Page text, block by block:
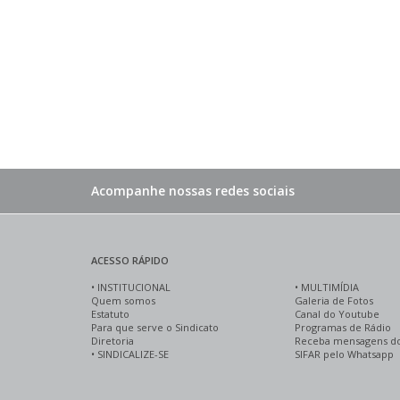
Acompanhe nossas redes sociais
ACESSO RÁPIDO
• INSTITUCIONAL
Quem somos
Estatuto
Para que serve o Sindicato
Diretoria
• SINDICALIZE-SE
• MULTIMÍDIA
Galeria de Fotos
Canal do Youtube
Programas de Rádio
Receba mensagens
SIFAR pelo Whatsapp